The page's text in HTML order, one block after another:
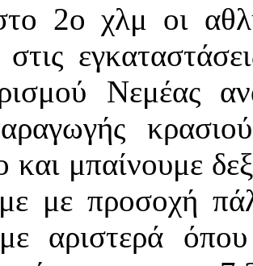
2ο χλμ οι
στις
Νεμέας
και μπαίνουμε
με προσοχή
αριστερά